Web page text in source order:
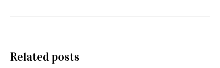
Related posts